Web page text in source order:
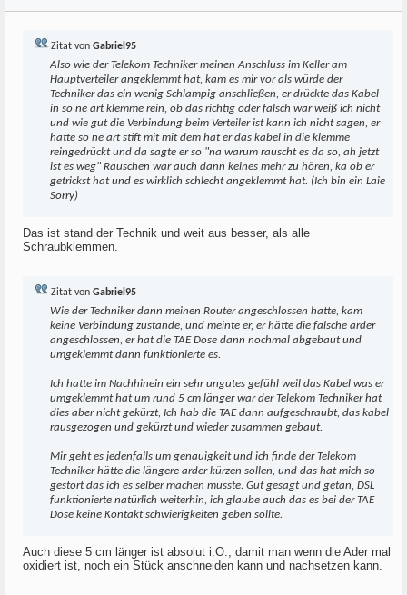
Zitat von Gabriel95
Also wie der Telekom Techniker meinen Anschluss im Keller am
Hauptverteiler angeklemmt hat, kam es mir vor als würde der
Techniker das ein wenig Schlampig anschließen, er drückte das Kabel
in so ne art klemme rein, ob das richtig oder falsch war weiß ich nicht
und wie gut die Verbindung beim Verteiler ist kann ich nicht sagen, er
hatte so ne art stift mit mit dem hat er das kabel in die klemme
reingedrückt und da sagte er so "na warum rauscht es da so, ah jetzt
ist es weg" Rauschen war auch dann keines mehr zu hören, ka ob er
getrickst hat und es wirklich schlecht angeklemmt hat. (Ich bin ein Laie
Sorry)
Das ist stand der Technik und weit aus besser, als alle
Schraubklemmen.
Zitat von Gabriel95
Wie der Techniker dann meinen Router angeschlossen hatte, kam
keine Verbindung zustande, und meinte er, er hätte die falsche arder
angeschlossen, er hat die TAE Dose dann nochmal abgebaut und
umgeklemmt dann funktionierte es.
Ich hatte im Nachhinein ein sehr ungutes gefühl weil das Kabel was er
umgeklemmt hat um rund 5 cm länger war der Telekom Techniker hat
dies aber nicht gekürzt, Ich hab die TAE dann aufgeschraubt, das kabel
rausgezogen und gekürzt und wieder zusammen gebaut.
Mir geht es jedenfalls um genauigkeit und ich finde der Telekom
Techniker hätte die längere arder kürzen sollen, und das hat mich so
gestört das ich es selber machen musste. Gut gesagt und getan, DSL
funktionierte natürlich weiterhin, ich glaube auch das es bei der TAE
Dose keine Kontakt schwierigkeiten geben sollte.
Auch diese 5 cm länger ist absolut i.O., damit man wenn die Ader mal
oxidiert ist, noch ein Stück anschneiden kann und nachsetzen kann.